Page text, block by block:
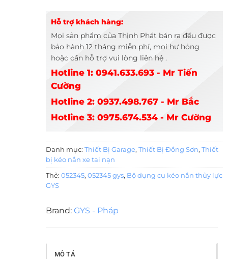
Hỗ trợ khách hàng:
Mọi sản phẩm của Thịnh Phát bán ra đều được
bảo hành 12 tháng miễn phí, mọi hư hỏng
hoặc cần hỗ trợ vui lòng liên hệ .
Hotline 1: 0941.633.693 - Mr Tiến
Cường
Hotline 2: 0937.498.767 - Mr Bắc
Hotline 3: 0975.674.534 - Mr Cường
Danh mục: Thiết Bị Garage, Thiết Bị Đồng Sơn, Thiết
bị kéo nắn xe tai nạn
Thẻ: 052345, 052345 gys, Bộ dụng cụ kéo nắn thủy lực
GYS
Brand: GYS - Pháp
MÔ TẢ